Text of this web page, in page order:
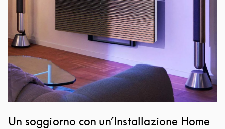
Un soggiorno con un’Installazione Home